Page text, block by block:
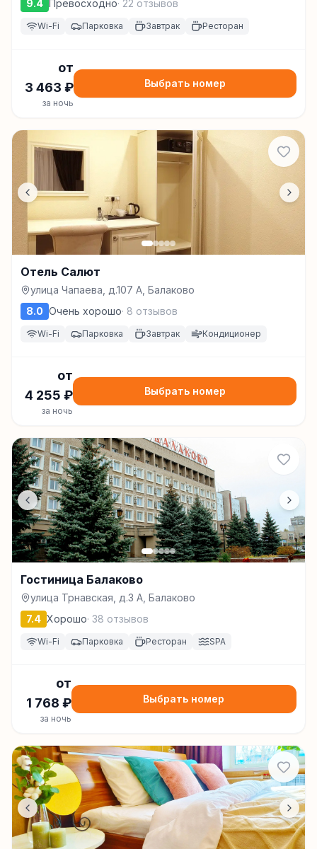
9.4 Превосходно· 22 отзывов
Wi-Fi Парковка Завтрак Ресторан
от
3 463 ₽
за ночь
Выбрать номер
Отель Салют
улица Чапаева, д.107 А, Балаково
8.0 Очень хорошо· 8 отзывов
Wi-Fi Парковка Завтрак Кондиционер
от
4 255 ₽
за ночь
Выбрать номер
Гостиница Балаково
улица Трнавская, д.3 А, Балаково
7.4 Хорошо· 38 отзывов
Wi-Fi Парковка Ресторан SPA
от
1 768 ₽
за ночь
Выбрать номер